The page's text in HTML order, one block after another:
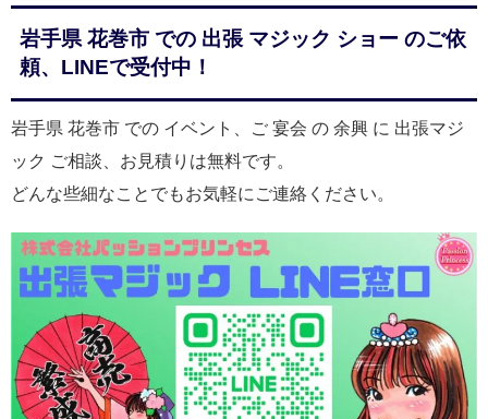
岩手県 花巻市 での 出張 マジック ショー のご依
頼、LINEで受付中！
岩手県 花巻市 での イベント、ご 宴会 の 余興 に 出張マジ
ック ご相談、お見積りは無料です。
どんな些細なことでもお気軽にご連絡ください。